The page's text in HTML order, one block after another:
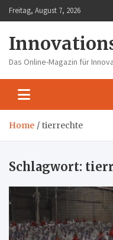
Skip
to
Freitag, August 7, 2026
Das Online-Magazin für
Home tierrechte
Schlagwort: